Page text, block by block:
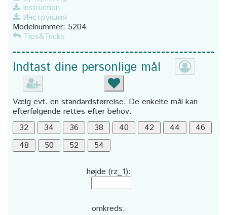
Instruction
Инструкция
Modelnummer: 5204
Tips&Tricks
Indtast dine personlige mål
Vælg evt. en standardstørrelse. De enkelte mål kan
efterfølgende rettes efter behov:
højde (rz_1):
omkreds: